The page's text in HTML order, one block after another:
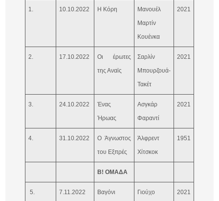
1. 10.10.2022 Η Κόρη
Μανουέλ
Μαρτίν
Κουένκα
2021
2. 17.10.2022
Οι έρωτες
της Αναϊς
Σαρλίν
Μπουρζουά-
Τακέτ
2021
3. 24.10.2022
Ένας
Ήρωας
Ασγκάρ
Φαραντί
2021
4. 31.10.2022
Ο Άγνωστος
του Εξπρές
Άλφρεντ
Χίτσκοκ
1951
Β! ΟΜΑΔΑ
5. 7.11.2022
Βαγόνι
Γιούχο
2021